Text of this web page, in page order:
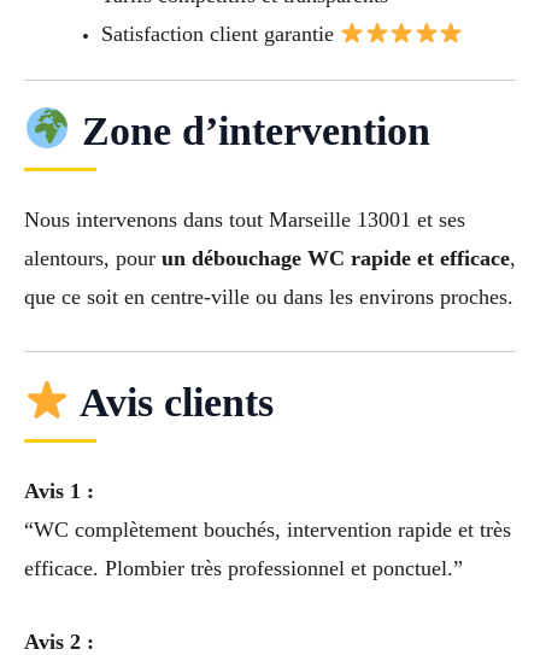
Satisfaction client garantie
Zone d’intervention
Nous intervenons dans tout Marseille 13001 et ses
alentours, pour un débouchage WC rapide et efficace,
que ce soit en centre-ville ou dans les environs proches.
Avis clients
Avis 1 :
“WC complètement bouchés, intervention rapide et très
efficace. Plombier très professionnel et ponctuel.”
Avis 2 :